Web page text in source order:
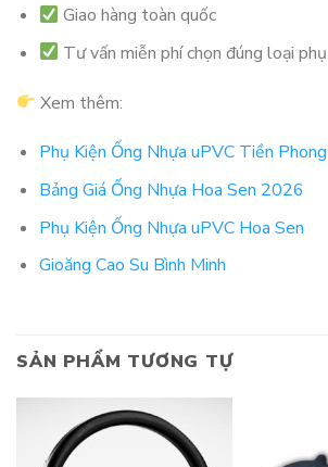
Giao hàng toàn quốc
Tư vấn miễn phí chọn đúng loại
Xem thêm:
Phụ Kiện Ống Nhựa uPVC Tiền Phong
Bảng Giá Ống Nhựa Hoa Sen 2026
Phụ Kiện Ống Nhựa uPVC Hoa Sen
Gioăng Cao Su Bình Minh
SẢN PHẨM TƯƠNG TỰ